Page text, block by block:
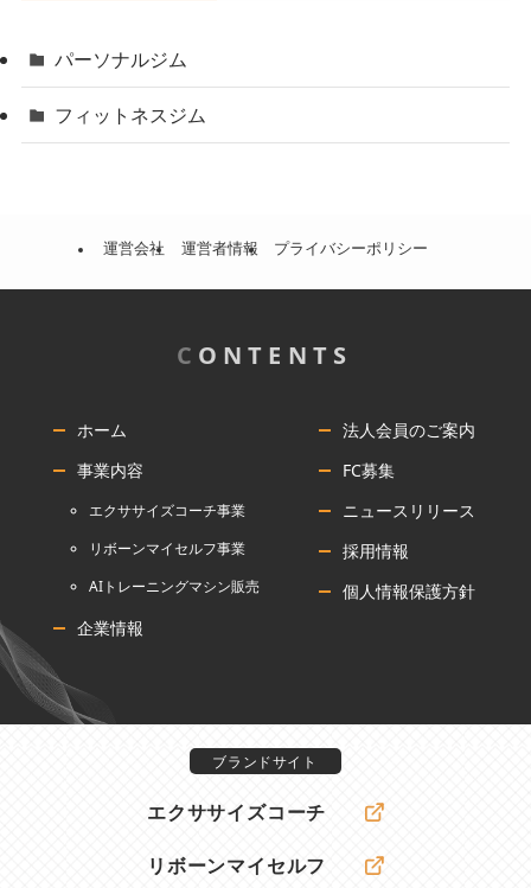
パーソナルジム
フィットネスジム
運営会社 運営者情報 プライバシーポリシー
C ONTENTS
ホーム
事業内容
エクササイズコーチ事業
リボーンマイセルフ事業
AIトレーニングマシン販売
企業情報
法人会員のご案内
FC募集
ニュースリリース
採用情報
個人情報保護方針
ブランドサイト
エクササイズコーチ
リボーンマイセルフ